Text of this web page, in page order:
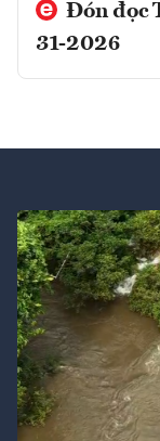
Đón đọc
31-2026